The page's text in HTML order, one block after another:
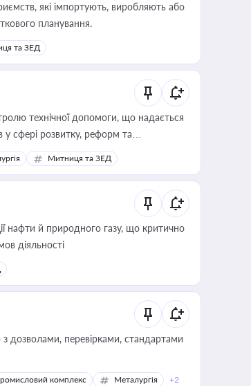
які імпортують, виробляють або
планування.
та ЗЕД
технічної допомоги, що надається
у сфері розвитку, реформ та
Митниця та ЗЕД
нафти й природного газу, що критично
діяльності
дозволами, перевірками, стандартами
комплекс Металургія +2